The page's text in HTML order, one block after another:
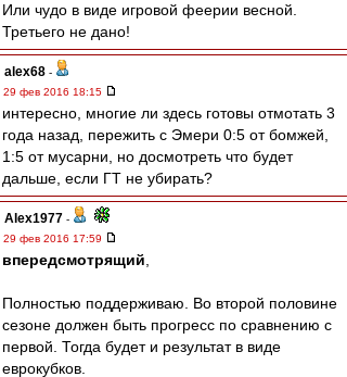
Или чудо в виде игровой феерии весной.
Третьего не дано!
alex68 -
29 фев 2016 18:15
интересно, многие ли здесь готовы отмотать 3
года назад, пережить с Эмери 0:5 от бомжей,
1:5 от мусарни, но досмотреть что будет
дальше, если ГТ не убирать?
Alex1977 -
29 фев 2016 17:59
впередсмотрящий
Полностью поддерживаю. Во второй половине
сезоне должен быть прогресс по сравнению с
первой. Тогда будет и результат в виде
еврокубков.